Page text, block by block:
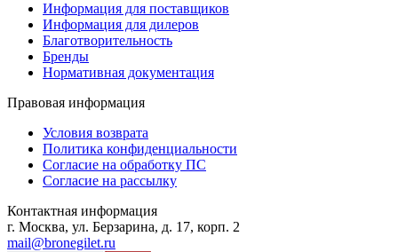
Информация для поставщиков
Информация для дилеров
Благотворительность
Бренды
Нормативная документация
Правовая информация
Условия возврата
Политика конфиденциальности
Согласие на обработку ПС
Согласие на рассылку
Контактная информация
г. Москва, ул. Берзарина, д. 17, корп. 2
mail@bronegilet.ru